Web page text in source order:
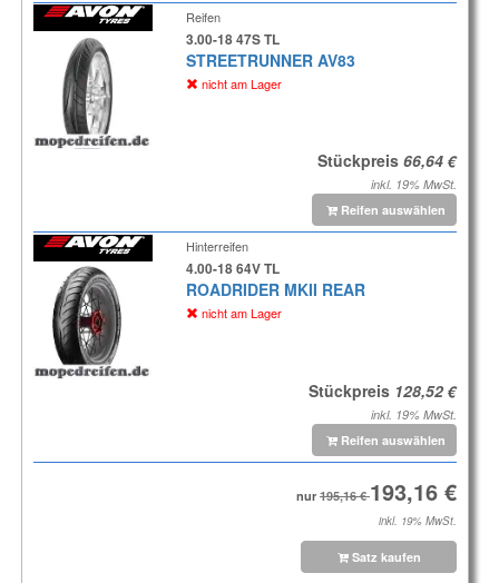
Reifen
3.00-18 47S TL
STREETRUNNER AV83
nicht am Lager
Stückpreis
inkl. 19% MwSt.
Reifen auswählen
Hinterreifen
4.00-18 64V TL
ROADRIDER MKII REAR
nicht am Lager
Stückpreis
inkl. 19% MwSt.
Reifen auswählen
nur
inkl. 19% MwSt.
Satz kaufen